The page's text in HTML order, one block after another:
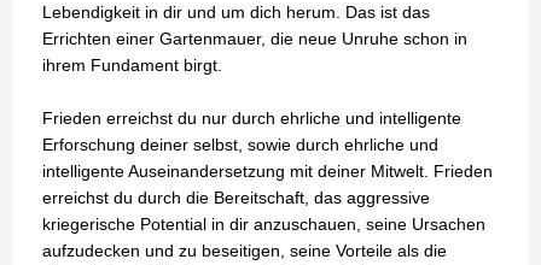
Lebendigkeit in dir und um dich herum. Das ist das
Errichten einer Gartenmauer, die neue Unruhe schon in
ihrem Fundament birgt.
Frieden erreichst du nur durch ehrliche und intelligente
Erforschung deiner selbst, sowie durch ehrliche und
intelligente Auseinandersetzung mit deiner Mitwelt. Frieden
erreichst du durch die Bereitschaft, das aggressive
kriegerische Potential in dir anzuschauen, seine Ursachen
aufzudecken und zu beseitigen, seine Vorteile als die